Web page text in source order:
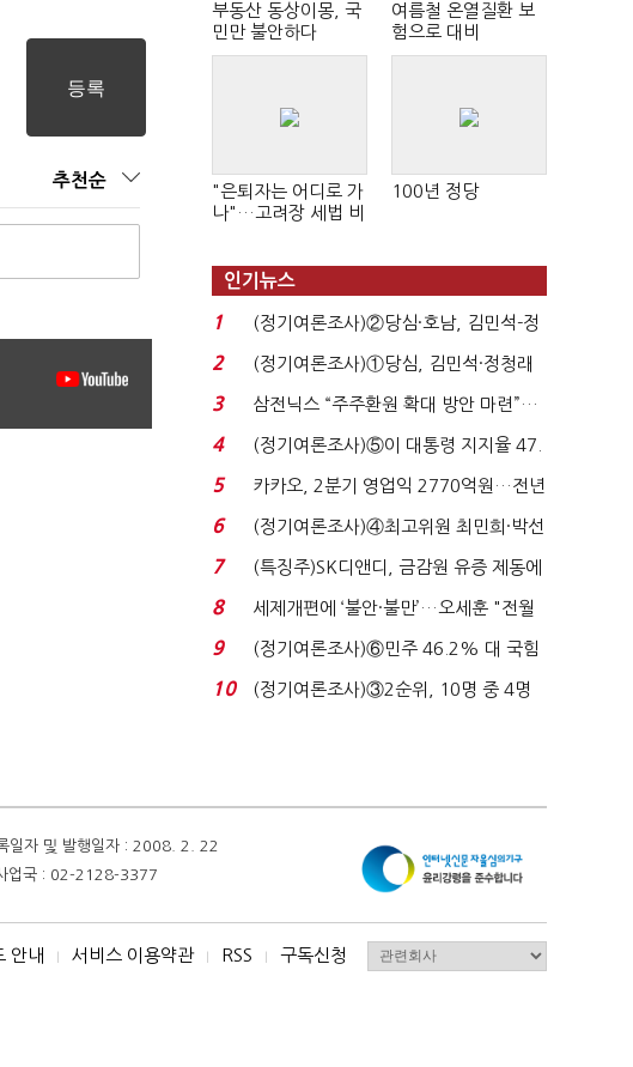
추천순
부동산 동상이몽, 국
민만 불안하다
여름철 온열질환 보
험으로 대비
"은퇴자는 어디로 가
나"…고려장 세법 비
100년 정당
인기뉴스
1
(정기여론조사)②당심·호남, 김민석-정
청래 '초접전'...
2
(정기여론조사)①당심, 김민석·정청래
'초접전'…대통령 ...
3
삼전닉스 “주주환원 확대 방안 마련”…
로이터에 성명...
4
(정기여론조사)⑤이 대통령 지지율 47.
7%…일주일 만에 ...
5
카카오, 2분기 영업익 2770억원…전년
비 36% 증가...
6
(정기여론조사)④최고위원 최민희·박선
원 '양강'…서미...
7
(특징주)SK디앤디, 금감원 유증 제동에
장 초반 상한가...
8
세제개편에 ‘불안·불만’…오세훈 "전월
세 구하기 더 ...
9
(정기여론조사)⑥민주 46.2% 대 국힘
31.0%…오차범위 밖 ...
10
(정기여론조사)③2순위, 10명 중 4명
일자 및 발행일자 : 2008. 2. 22
업국 : 02-2128-3377
안내 I 서비스 이용약관 I RSS I 구독신청